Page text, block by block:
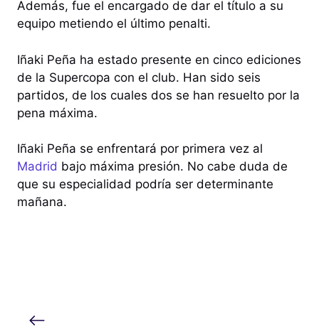
Además, fue el encargado de dar el título a su
equipo metiendo el último penalti.
Iñaki Peña ha estado presente en cinco ediciones
de la Supercopa con el club. Han sido seis
partidos, de los cuales dos se han resuelto por la
pena máxima.
Iñaki Peña se enfrentará por primera vez al
Madrid bajo máxima presión. No cabe duda de
que su especialidad podría ser determinante
mañana.